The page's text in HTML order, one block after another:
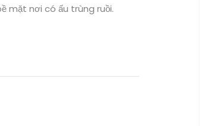
mặt nơi có ấu trùng ruồi.